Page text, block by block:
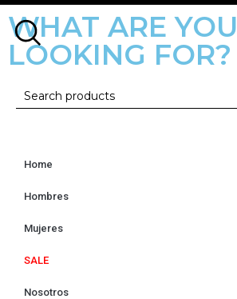
WHAT ARE YOU
LOOKING FOR?
Home
Hombres
Mujeres
SALE
Nosotros